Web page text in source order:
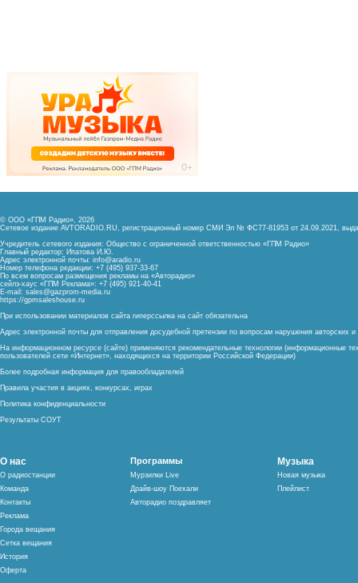
© ООО «ГПМ Радио», 2026
Сетевое издание AVTORADIO.RU, регистрационный номер СМИ Эл № ФС77-81953 от 24.09.2021,
Учредитель сетевого издания: Общество с ограниченной ответственностью «ГПМ Радио»
Главный редактор: Ипатова И.Ю.
Адрес электронной почты: info@aradio.ru
Номер телефона редакции: +7 (495) 937-33-67
По всем вопросам размещения рекламы на «Авторадио»
сейлз-хаус «ГПМ Реклама»: +7 (495) 921-40-41
E-mail: sales@gazprom-media.ru
https://gpmsaleshouse.ru
При использовании материалов сайта гиперссылка на сайт обязательна
Адрес электронной почты для отправления досудебной претензии по вопросам нарушения авторских
На информационном ресурсе (сайте) применяются рекомендательные технологии (информационные
пользователей сети «Интернет», находящихся на территории Российской Федерации)
Более подробная информация для правообладателей
Правила участия в акциях, конкурсах, играх
Политика конфиденциальности
Результаты СОУТ
О нас
О радиостанции
Команда
Контакты
Реклама
Города вещания
Сетка вещания
История
Оферта
Программы
Мурзилки Live
Драйв-шоу Поехали
Авторадио поздравляет
Музыка
Новая музыка
Плейлист